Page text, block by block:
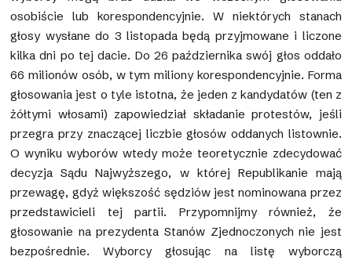
osobiście lub korespondencyjnie. W niektórych stanach
głosy wysłane do 3 listopada będą przyjmowane i liczone
kilka dni po tej dacie. Do 26 października swój głos oddało
66 milionów osób, w tym miliony korespondencyjnie. Forma
głosowania jest o tyle istotna, że jeden z kandydatów (ten z
żółtymi włosami) zapowiedział składanie protestów, jeśli
przegra przy znaczącej liczbie głosów oddanych listownie.
O wyniku wyborów wtedy może teoretycznie zdecydować
decyzja Sądu Najwyższego, w której Republikanie mają
przewagę, gdyż większość sędziów jest nominowana przez
przedstawicieli tej partii. Przypomnijmy również, że
głosowanie na prezydenta Stanów Zjednoczonych nie jest
bezpośrednie. Wyborcy głosując na listę wyborczą